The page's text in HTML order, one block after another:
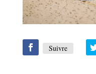
Suivre